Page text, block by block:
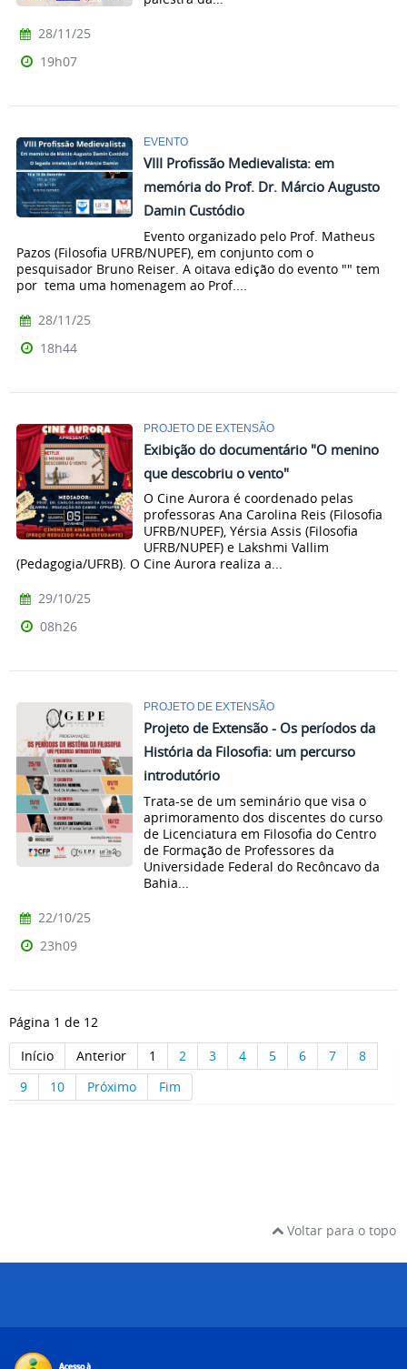
28/11/25
19h07
EVENTO
VIII Profissão Medievalista: em
memória do Prof. Dr. Márcio Augusto
Damin Custódio
Evento organizado pelo Prof. Matheus
Pazos (Filosofia UFRB/NUPEF), em conjunto com o
pesquisador Bruno Reiser. A oitava edição do evento "" tem
por tema uma homenagem ao Prof....
28/11/25
18h44
PROJETO DE EXTENSÃO
Exibição do documentário "O menino
que descobriu o vento"
O Cine Aurora é coordenado pelas
professoras Ana Carolina Reis (Filosofia
UFRB/NUPEF), Yérsia Assis (Filosofia
UFRB/NUPEF) e Lakshmi Vallim
(Pedagogia/UFRB). O Cine Aurora realiza a...
29/10/25
08h26
PROJETO DE EXTENSÃO
Projeto de Extensão - Os períodos da
História da Filosofia: um percurso
introdutório
Trata-se de um seminário que visa o
aprimoramento dos discentes do curso
de Licenciatura em Filosofia do Centro
de Formação de Professores da
Universidade Federal do Recôncavo da
Bahia...
22/10/25
23h09
Página 1 de 12
Início
Anterior 1 2 3 4 5 6 7
8
9
10 Próximo Fim
Voltar para o topo